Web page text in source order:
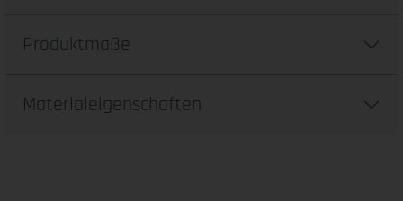
Produktmaße
Materialeigenschaften